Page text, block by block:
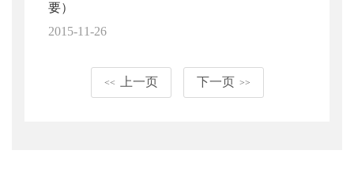
要）
2015-11-26
<< 上一页 下一页 >>